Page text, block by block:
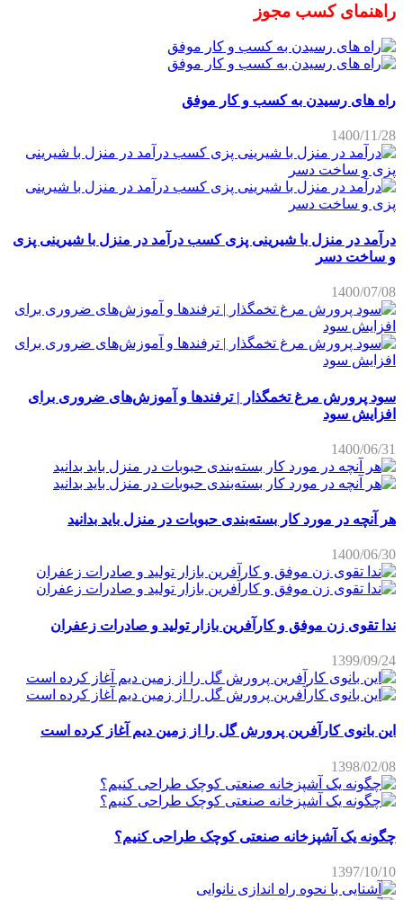
راهنمای کسب مجوز
راه های رسیدن به کسب و کار موفق
1400/11/28
درآمد در منزل با شیرینی پزی کسب درآمد در منزل با شیرینی پزی
و ساخت دسر
1400/07/08
سود پرورش مرغ تخمگذار | ترفندها و آموزش‌های ضروری برای
افزایش سود
1400/06/31
هر آنچه در مورد کار بسته‌بندی حبوبات در منزل باید بدانید
1400/06/30
ندا تقوی زن موفق و کارآفرین بازار تولید و صادرات زعفران
1399/09/24
این بانوی کارآفرین پرورش گل را از زمین دیم آغاز کرده است
1398/02/08
چگونه یک آشپزخانه صنعتی کوچک طراحی کنیم؟
1397/10/10